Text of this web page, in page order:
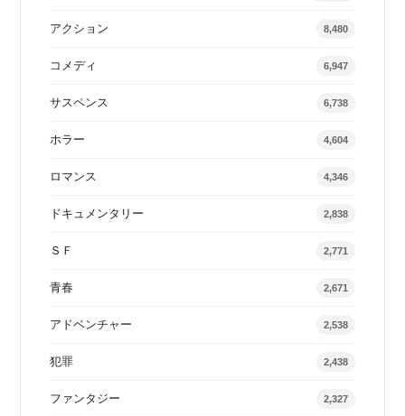
アクション 8,480
コメディ 6,947
サスペンス 6,738
ホラー 4,604
ロマンス 4,346
ドキュメンタリー 2,838
ＳＦ 2,771
青春 2,671
アドベンチャー 2,538
犯罪 2,438
ファンタジー 2,327